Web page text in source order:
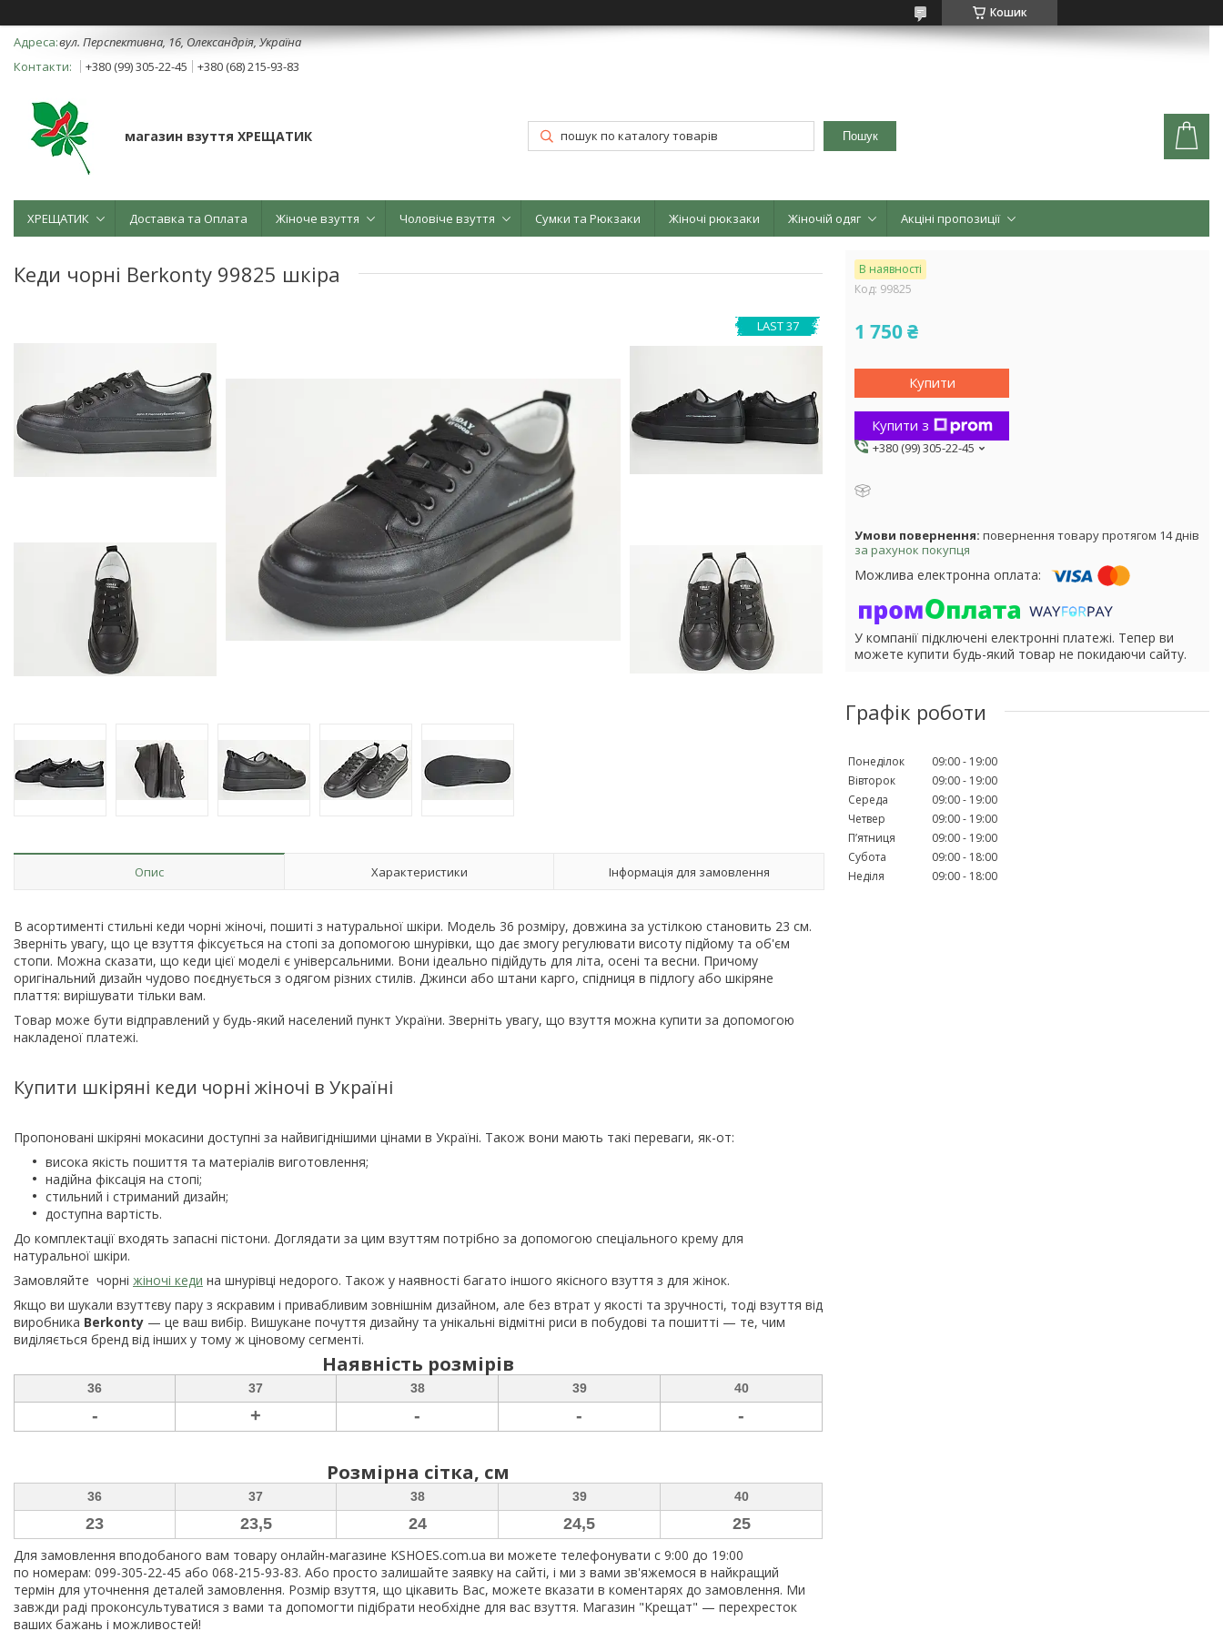
Кошик
вул. Перспективна, 16, Олександрія, Україна
+380 (99) 305-22-45
+380 (68) 215-93-83
магазин взуття ХРЕЩАТИК Пошук
ХРЕЩАТИК Доставка та Оплата Жіноче взуття Чоловіче взуття Сумки та Рюкзаки Жіночі рюкзаки Жіночій одяг Акціні пропозиції
Кеди чорні Berkonty 99825 шкіра
LAST 37
Опис Характеристики Інформація для замовлення
В асортименті стильні кеди чорні жіночі, пошиті з натуральної шкіри. Модель 36 розміру, довжина за устілкою становить 23 см.
Зверніть увагу, що це взуття фіксується на стопі за допомогою шнурівки, що дає змогу регулювати висоту підйому та об'єм
стопи. Можна сказати, що кеди цієї моделі є універсальними. Вони ідеально підійдуть для літа, осені та весни. Причому
оригінальний дизайн чудово поєднується з одягом різних стилів. Джинси або штани карго, спідниця в підлогу або шкіряне
плаття: вирішувати тільки вам.
Товар може бути відправлений у будь-який населений пункт України. Зверніть увагу, що взуття можна купити за допомогою
накладеної платежі.
Купити шкіряні кеди чорні жіночі в Україні
Пропоновані шкіряні мокасини доступні за найвигіднішими цінами в Україні. Також вони мають такі переваги, як-от:
висока якість пошиття та матеріалів виготовлення;
надійна фіксація на стопі;
стильний і стриманий дизайн;
доступна вартість.
До комплектації входять запасні пістони. Доглядати за цим взуттям потрібно за допомогою спеціального крему для
натуральної шкіри.
Замовляйте чорні жіночі кеди на шнурівці недорого. Також у наявності багато іншого якісного взуття з для жінок.
Якщо ви шукали взуттєву пару з яскравим і привабливим зовнішнім дизайном, але без втрат у якості та зручності, тоді взуття від
виробника Berkonty — це ваш вибір. Вишукане почуття дизайну та унікальні відмітні риси в побудові та пошитті — те, чим
виділяється бренд від інших у тому ж ціновому сегменті.
Наявність розмірів
36 37 38 39 40
- + - - -
Розмірна сітка, см
36 37 38 39 40
23 23,5 24 24,5 25
Для замовлення вподобаного вам товару онлайн-магазине KSHOES.com.ua ви можете телефонувати с 9:00 до 19:00
по номерам: 099-305-22-45 або 068-215-93-83. Або просто залишайте заявку на сайті, і ми з вами зв'яжемося в найкращий
термін для уточнення деталей замовлення. Розмір взуття, що цікавить Вас, можете вказати в коментарях до замовлення. Ми
завжди раді проконсультуватися з вами та допомогти підібрати необхідне для вас взуття. Магазин "Крещат" — перехресток
ваших бажань і можливостей!
В наявності
Код: 99825
1 750 ₴
Купити
Купити з
+380 (99) 305-22-45
повернення товару протягом 14 днів
за рахунок покупця
У компанії підключені електронні платежі. Тепер ви
можете купити будь-який товар не покидаючи сайту.
Графік роботи
Понеділок 09:00
19:00
Вівторок
09:00
19:00
Середа
09:00
19:00
Четвер
09:00
19:00
Пʼятниця
09:00
19:00
Субота
09:00
18:00
Неділя
09:00 18:00